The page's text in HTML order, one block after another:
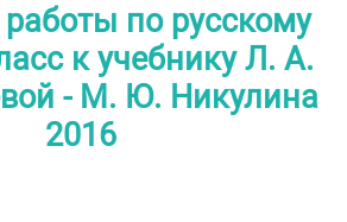
по русскому
к учебнику Л. А.
- М. Ю. Никулина
2016